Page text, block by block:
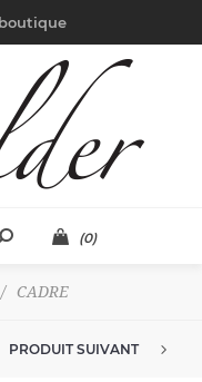
(0)
/ CADRE
PRODUIT SUIVANT